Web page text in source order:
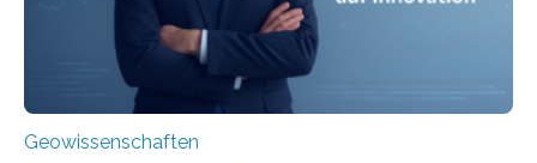
Geowissenschaften